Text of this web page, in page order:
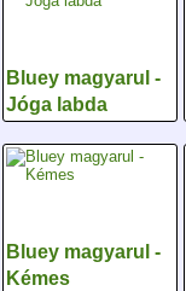
Bluey magyarul -
Jóga labda
Bluey magyarul -
Kémes